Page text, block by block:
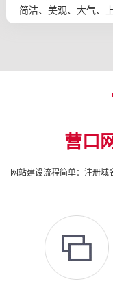
简洁、美观、大气、
营口
网站建设流程简单：注册